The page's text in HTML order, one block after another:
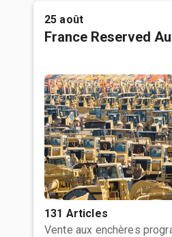
25 août
France Reserved
131 Articles
Vente aux enchères